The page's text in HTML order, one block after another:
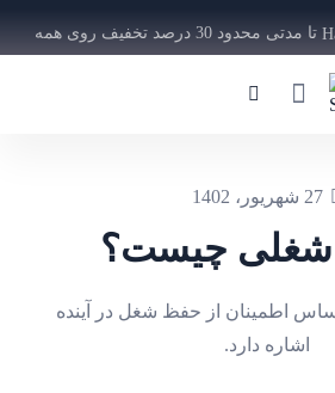
تا مدتی محدود 30 درصد تخفیف روی همه
27 شهريور، 1402
شغلی چیست؟
اطمینان از حفظ شغل در آینده
اشاره دارد.